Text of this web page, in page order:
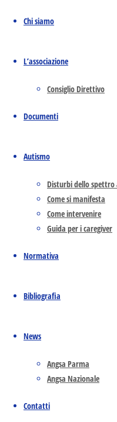
Chi siamo
L’associazione
Consiglio Direttivo
Documenti
Autismo
Disturbi dello
Come si manifesta
Come intervenire
Guida per i caregiver
Normativa
Bibliografia
News
Angsa Parma
Angsa Nazionale
Contatti
Febbraio 23, 2021
Registrazione del